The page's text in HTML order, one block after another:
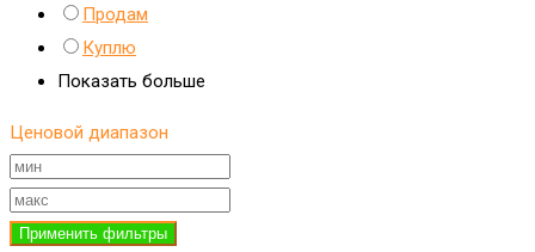
Продам
Куплю
Показать больше
Ценовой диапазон
Применить фильтры